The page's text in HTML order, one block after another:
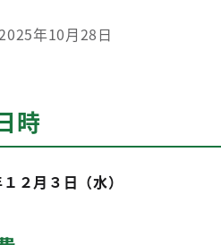
年10月28日
時
２月３日（水）